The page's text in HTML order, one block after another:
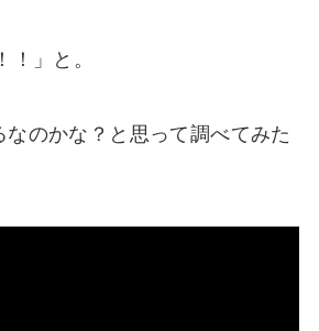
！」と。
なのかな？と思って調べてみた